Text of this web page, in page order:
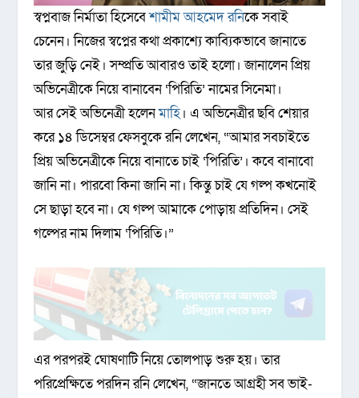
স্বপ্নবাজ নির্মাতা হিসেবেশামীম আহমেদ রনিকে সবাই
চেনেন। নিজের স্বপ্নের কথা প্রকাশ্যে কাব্যিকভাবে জানাতে
তার জুড়ি নেই। সম্প্রতি আবারও তাই হলো। জানালেন প্রিয়
অভিনেত্রীকে নিয়ে বানাবেন ‘পিরিতি’ নামের সিনেমা।
আর সেই অভিনেত্রী হলেনমাহি। এ অভিনেত্রীর ছবি শেয়ার
করে ১৪ ডিসেম্বর ফেসবুকে রনি লেখেন, “আমার সবচাইতে
প্রিয় অভিনেত্রীকে নিয়ে বানাতে চাই ‘পিরিতি’। কবে বানাবো
জানি না। পারবো কিনা জানি না। কিন্তু চাই যে গল্প কখনোই
সে ছাড়া হবে না। যে গল্প আমাকে পোড়ায় প্রতিদিন। সেই
গল্পের নাম দিলাম ‘পিরিতি।”
এর পরপরই ঘোষণাটি নিয়ে তোলপাড় শুরু হয়। তার
পরিপ্রেক্ষিতে পরদিন রনি লেখেন, “জানতে আগ্রহী সব ভাই-